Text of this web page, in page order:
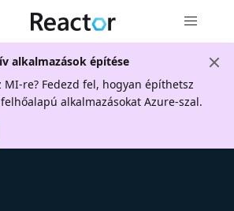
alkalmazások építése
MI-re? Fedezd fel, hogyan építhetsz
alkalmazásokat Azure-szal.